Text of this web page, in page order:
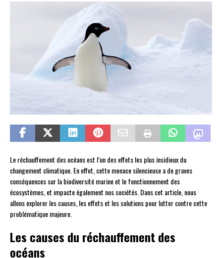
Le réchauffement des océans est l’un des effets les plus insidieux du
changement climatique. En effet, cette menace silencieuse a de graves
conséquences sur la biodiversité marine et le fonctionnement des
écosystèmes, et impacte également nos sociétés. Dans cet article, nous
allons explorer les causes, les effets et les solutions pour lutter contre cette
problématique majeure.
Les causes du réchauffement des
océans